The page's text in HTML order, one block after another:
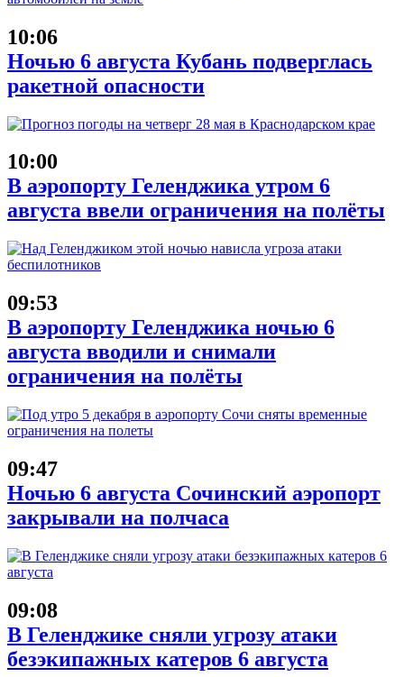
10:06
Ночью 6 августа Кубань подверглась
ракетной опасности
10:00
В аэропорту Геленджика утром 6
августа ввели ограничения на полёты
09:53
В аэропорту Геленджика ночью 6
августа вводили и снимали
ограничения на полёты
09:47
Ночью 6 августа Сочинский аэропорт
закрывали на полчаса
09:08
В Геленджике сняли угрозу атаки
безэкипажных катеров 6 августа